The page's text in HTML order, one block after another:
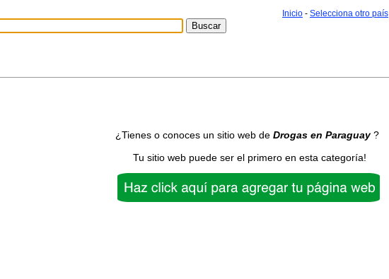
Inicio - Selecciona otro país
¿Tienes o conoces un sitio web de Drogas en Paraguay?
Tu sitio web puede ser el primero en esta categoría!